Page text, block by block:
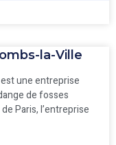
la-Ville
une entreprise
de fosses
Paris, l’entreprise